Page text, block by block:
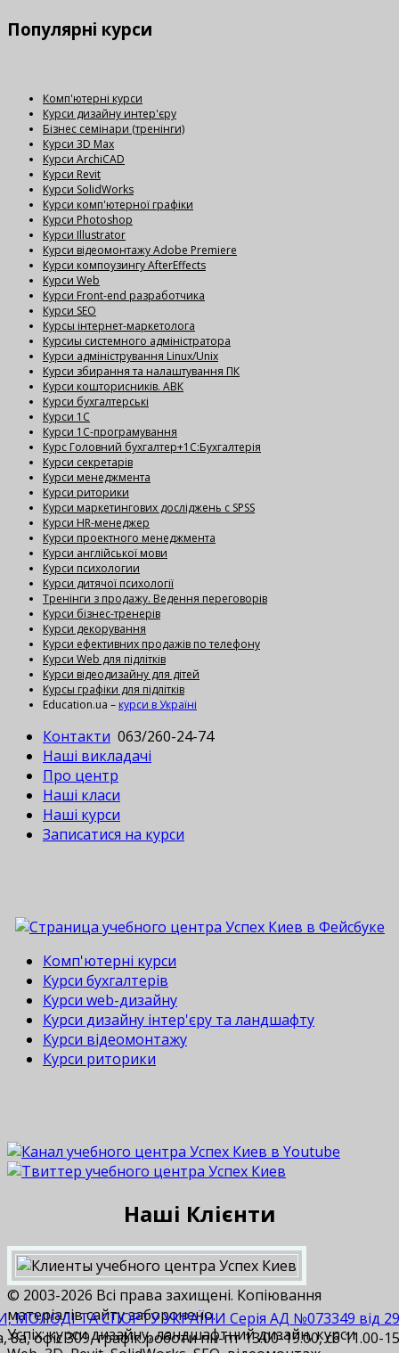
МОЛОДІ ТА СПОРТУ УКРАЇНИ Серія АД №073349 від
8а, офіс 309, графік роботи пн-пт 13.00-19.00, сб 11.00-
Популярні курси
Комп'ютерні курси
Курси дизайну интер'єру
Бізнес семінари (тренінги)
Курси 3D Max
Курси ArchiCAD
Курси Revit
Курси SolidWorks
Курси комп'ютерної графіки
Курси Photoshop
Курси Illustrator
Курси відеомонтажу Adobe Premiere
Курси компоузингу AfterEffects
Курси Web
Курси Front-end разработчика
Курси SEO
Курсы інтернет-маркетолога
Курсиы системного адміністратора
Курси адміністрування Linux/Unix
Курси збирання та налаштування ПК
Курси кошторисників. АВК
Курси бухгалтерські
Курси 1С
Курси 1С-програмування
Курс Головний бухгалтер+1С:Бухгалтерія
Курси секретарів
Курси менеджмента
Курси риторики
Курси маркетингових досліджень с SPSS
Курси HR-менеджер
Курси проектного менеджмента
Курси англійської мови
Курси психологии
Курси дитячої психології
Тренінги з продажу. Ведення переговорів
Курси бізнес-тренерів
Курси декорування
Курси ефективних продажів по телефону
Курси Web для підлітків
Курси відеодизайну для дітей
Курсы графіки для підлітків
Education.ua – курси в Україні
Контакти 063/260-24-74
Наші викладачі
Про центр
Наші класи
Наші курси
Записатися на курси
Комп'ютерні курси
Курси бухгалтерів
Курси web-дизайну
Курси дизайну інтер'єру та ландшафту
Курси відеомонтажу
Курси риторики
Наші Клієнти
© 2003-2026 Всі права захищені. Копіювання
матеріалів сайту заборонено.
Успіх: курси дизайну, ландшафтний дизайн, курси